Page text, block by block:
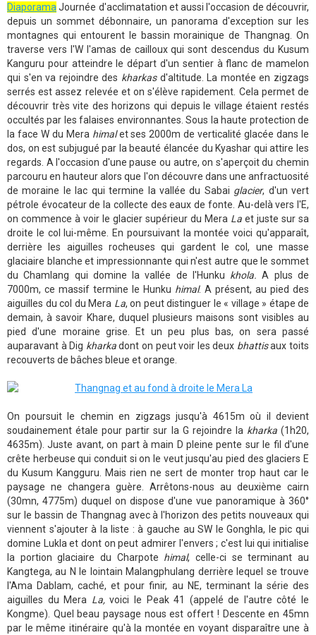
DiaporamaJournée d'acclimatation et aussi l'occasion de découvrir,
depuis un sommet débonnaire, un panorama d'exception sur les
montagnes qui entourent le bassin morainique de Thangnag. On
traverse vers l'W l'amas de cailloux qui sont descendus du Kusum
Kanguru pour atteindre le départ d'un sentier à flanc de mamelon
qui s'en va rejoindre des kharkasd'altitude. La montée en zigzags
serrés est assez relevée et on s'élève rapidement. Cela permet de
découvrir très vite des horizons qui depuis le village étaient restés
occultés par les falaises environnantes. Sous la haute protection de
la face W du Mera himalet ses 2000m de verticalité glacée dans le
dos, on est subjugué par la beauté élancée du Kyashar qui attire les
regards. A l'occasion d'une pause ou autre, on s'aperçoit du chemin
parcouru en hauteur alors que l'on découvre dans une anfractuosité
de moraine le lac qui termine la vallée du Sabai glacier, d'un vert
pétrole évocateur de la collecte des eaux de fonte. Au-delà vers l'E,
on commence à voir le glacier supérieur du Mera La et juste sur sa
droite le col lui-même. En poursuivant la montée voici qu'apparaît,
derrière les aiguilles rocheuses qui gardent le col, une masse
glaciaire blanche et impressionnante qui n'est autre que le sommet
du Chamlang qui domine la vallée de l'Hunku khola. A plus de
7000m, ce massif termine le Hunku himal. A présent, au pied des
aiguilles du col du Mera La, on peut distinguer le « village » étape de
demain, à savoir Khare, duquel plusieurs maisons sont visibles au
pied d'une moraine grise. Et un peu plus bas, on sera passé
auparavant à Dig kharkadont on peut voir les deux bhattisaux toits
recouverts de bâches bleue et orange.
On poursuit le chemin en zigzags jusqu'à 4615m où il devient
soudainement étale pour partir sur la G rejoindre la kharka(1h20,
4635m). Juste avant, on part à main D pleine pente sur le fil d'une
crête herbeuse qui conduit si on le veut jusqu'au pied des glaciers E
du Kusum Kangguru. Mais rien ne sert de monter trop haut car le
paysage ne changera guère. Arrêtons-nous au deuxième cairn
(30mn, 4775m) duquel on dispose d'une vue panoramique à 360°
sur le bassin de Thangnag avec à l'horizon des petits nouveaux qui
viennent s'ajouter à la liste : à gauche au SW le Gonghla, le pic qui
domine Lukla et dont on peut admirer l'envers ; c'est lui qui initialise
la portion glaciaire du Charpote himal, celle-ci se terminant au
Kangtega, au N le lointain Malangphulang derrière lequel se trouve
l'Ama Dablam, caché, et pour finir, au NE, terminant la série des
aiguilles du Mera La,voici le Peak 41 (appelé de l'autre côté le
Kongme). Quel beau paysage nous est offert ! Descente en 45mn
par le même itinéraire qu'à la montée en voyant disparaître une à